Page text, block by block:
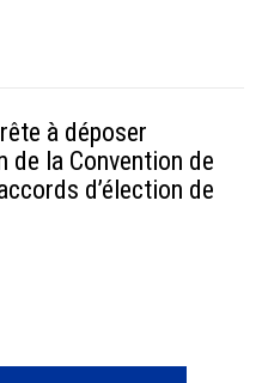
à déposer
de la Convention de
d’élection de